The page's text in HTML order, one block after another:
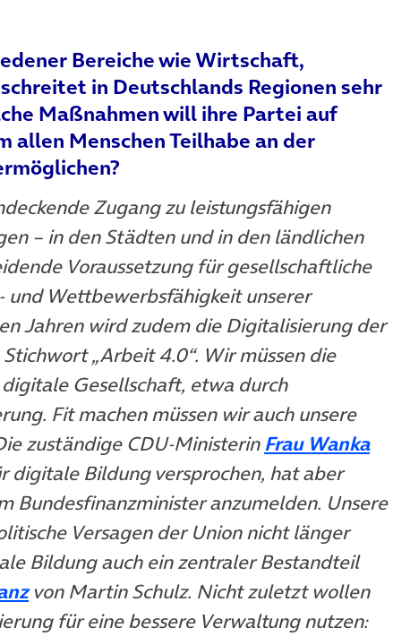
Bereiche wie Wirtschaft,
in Deutschlands Regionen sehr
Maßnahmen will ihre Partei auf
allen Menschen Teilhabe an der
Zugang zu leistungsfähigen
– in den Städten und in den ländlichen
Voraussetzung für gesellschaftliche
und Wettbewerbsfähigkeit unserer
Jahren wird zudem die Digitalisierung der
„Arbeit 4.0“. Wir müssen die
Gesellschaft, etwa durch
Fit machen müssen wir auch unsere
zuständige CDU-MinisterinFrau Wanka
digitale Bildung versprochen, hat aber
Bundesfinanzminister anzumelden. Unsere
Versagen der Union nicht länger
Bildung auch ein zentraler Bestandteil
von Martin Schulz. Nicht zuletzt wollen
für eine bessere Verwaltung nutzen: